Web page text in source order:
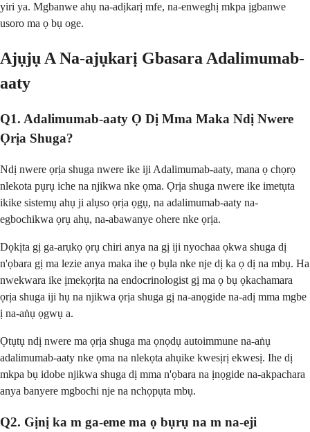
yiri ya. Mgbanwe ahụ na-adịkarị mfe, na-enweghị mkpa ịgbanwe
usoro ma ọ bụ oge.
Ajụjụ A Na-ajụkarị Gbasara Adalimumab-
aaty
Q1. Adalimumab-aaty Ọ Dị Mma Maka Ndị Nwere
Ọrịa Shuga?
Ndị nwere ọrịa shuga nwere ike iji Adalimumab-aaty, mana ọ chọrọ
nlekota pụrụ iche na njikwa nke ọma. Ọrịa shuga nwere ike imetụta
ikike sistemụ ahụ ji alụso ọrịa ọgụ, na adalimumab-aaty na-
egbochikwa ọrụ ahụ, na-abawanye ohere nke ọrịa.
Dọkịta gị ga-arụkọ ọrụ chiri anya na gị iji nyochaa ọkwa shuga dị
n'ọbara gị ma lezie anya maka ihe ọ bụla nke nje dị ka ọ dị na mbụ. Ha
nwekwara ike ịmekọrịta na endocrinologist gị ma ọ bụ ọkachamara
ọrịa shuga iji hụ na njikwa ọrịa shuga gị na-anọgide na-adị mma mgbe
ị na-aṅụ ọgwụ a.
Ọtụtụ ndị nwere ma ọrịa shuga ma ọnọdụ autoimmune na-aṅụ
adalimumab-aaty nke ọma na nlekọta ahụike kwesịrị ekwesị. Ihe dị
mkpa bụ idobe njikwa shuga dị mma n'ọbara na ịnọgide na-akpachara
anya banyere mgbochi nje na nchọpụta mbụ.
Q2. Gịnị ka m ga-eme ma ọ bụrụ na m na-eji